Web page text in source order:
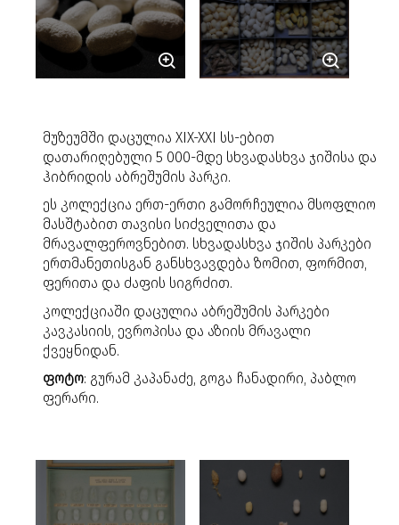
მუზეუმში დაცულია XIX-XXI სს-ებით
დათარიღებული 5 000-მდე სხვადასხვა ჯიშისა და
ჰიბრიდის აბრეშუმის პარკი.
ეს კოლექცია ერთ-ერთი გამორჩეულია მსოფლიო
მასშტაბით თავისი სიძველითა და
მრავალფეროვნებით. სხვადასხვა ჯიშის პარკები
ერთმანეთისგან განსხვავდება ზომით, ფორმით,
ფერითა და ძაფის სიგრძით.
კოლექციაში დაცულია აბრეშუმის პარკები
კავკასიის, ევროპისა და აზიის მრავალი
ქვეყნიდან.
ფოტო: გურამ კაპანაძე, გოგა ჩანადირი, პაბლო
ფერარი.